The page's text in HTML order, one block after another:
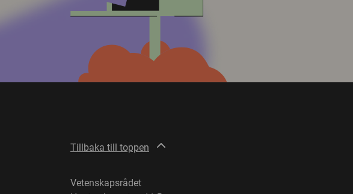
Tillbaka till toppen
Vetenskapsrådet